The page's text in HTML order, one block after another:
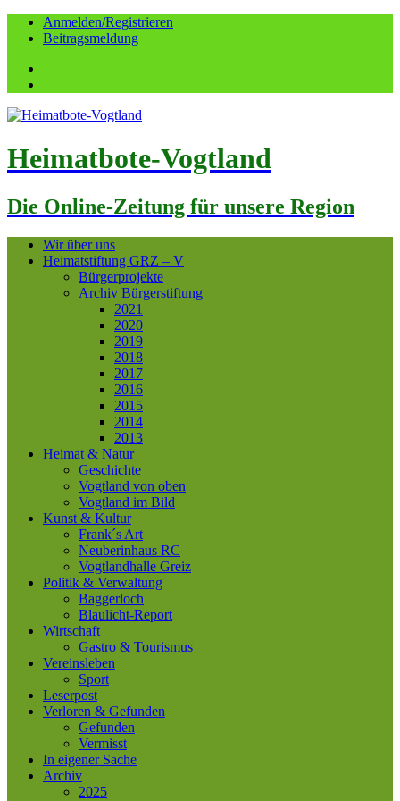
Anmelden/Registrieren
Beitragsmeldung
Heimatbote-Vogtland
Die Online-Zeitung für unsere Region
Wir über uns
Heimatstiftung GRZ – V
Bürgerprojekte
Archiv Bürgerstiftung
2021
2020
2019
2018
2017
2016
2015
2014
2013
Heimat & Natur
Geschichte
Vogtland von oben
Vogtland im Bild
Kunst & Kultur
Frank´s Art
Neuberinhaus RC
Vogtlandhalle Greiz
Politik & Verwaltung
Baggerloch
Blaulicht-Report
Wirtschaft
Gastro & Tourismus
Vereinsleben
Sport
Leserpost
Verloren & Gefunden
Gefunden
Vermisst
In eigener Sache
Archiv
2025